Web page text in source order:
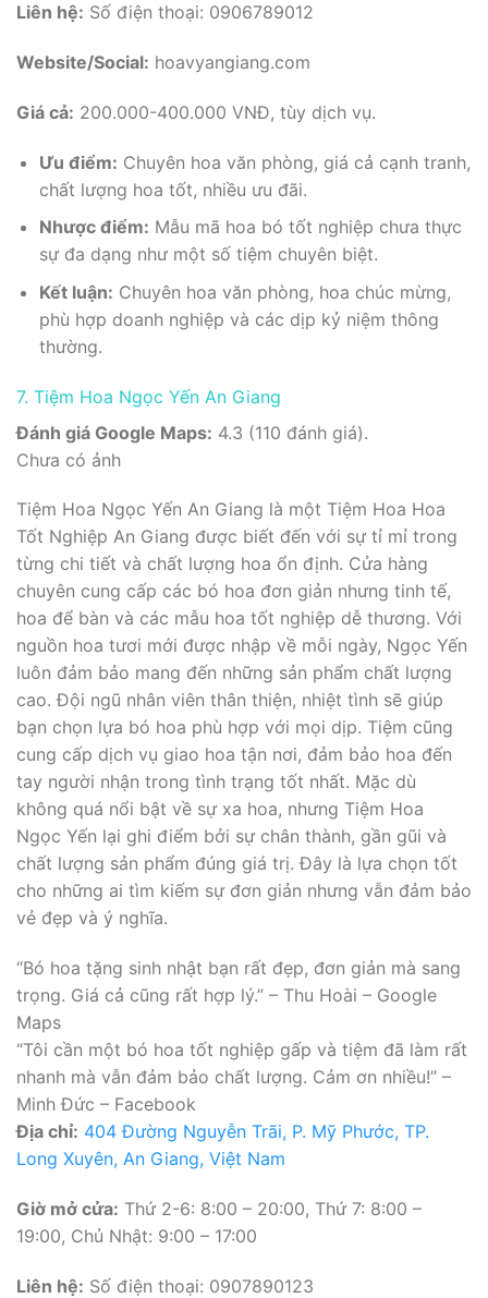
Liên hệ: Số điện thoại: 0906789012
Website/Social: hoavyangiang.com
Giá cả: 200.000-400.000 VNĐ, tùy dịch vụ.
Ưu điểm: Chuyên hoa văn phòng, giá cả cạnh tranh,
chất lượng hoa tốt, nhiều ưu đãi.
Nhược điểm: Mẫu mã hoa bó tốt nghiệp chưa thực
sự đa dạng như một số tiệm chuyên biệt.
Kết luận: Chuyên hoa văn phòng, hoa chúc mừng,
phù hợp doanh nghiệp và các dịp kỷ niệm thông
thường.
7. Tiệm Hoa Ngọc Yến An Giang
Đánh giá Google Maps: 4.3 (110 đánh giá).
Chưa có ảnh
Tiệm Hoa Ngọc Yến An Giang là một Tiệm Hoa Hoa
Tốt Nghiệp An Giang được biết đến với sự tỉ mỉ trong
từng chi tiết và chất lượng hoa ổn định. Cửa hàng
chuyên cung cấp các bó hoa đơn giản nhưng tinh tế,
hoa để bàn và các mẫu hoa tốt nghiệp dễ thương. Với
nguồn hoa tươi mới được nhập về mỗi ngày, Ngọc Yến
luôn đảm bảo mang đến những sản phẩm chất lượng
cao. Đội ngũ nhân viên thân thiện, nhiệt tình sẽ giúp
bạn chọn lựa bó hoa phù hợp với mọi dịp. Tiệm cũng
cung cấp dịch vụ giao hoa tận nơi, đảm bảo hoa đến
tay người nhận trong tình trạng tốt nhất. Mặc dù
không quá nổi bật về sự xa hoa, nhưng Tiệm Hoa
Ngọc Yến lại ghi điểm bởi sự chân thành, gần gũi và
chất lượng sản phẩm đúng giá trị. Đây là lựa chọn tốt
cho những ai tìm kiếm sự đơn giản nhưng vẫn đảm bảo
vẻ đẹp và ý nghĩa.
“Bó hoa tặng sinh nhật bạn rất đẹp, đơn giản mà sang
trọng. Giá cả cũng rất hợp lý.” – Thu Hoài – Google
Maps
“Tôi cần một bó hoa tốt nghiệp gấp và tiệm đã làm rất
nhanh mà vẫn đảm bảo chất lượng. Cảm ơn nhiều!” –
Minh Đức – Facebook
Địa chỉ: 404 Đường Nguyễn Trãi, P. Mỹ Phước, TP.
Long Xuyên, An Giang, Việt Nam
Giờ mở cửa: Thứ 2-6: 8:00 – 20:00, Thứ 7: 8:00 –
19:00, Chủ Nhật: 9:00 – 17:00
Liên hệ: Số điện thoại: 0907890123